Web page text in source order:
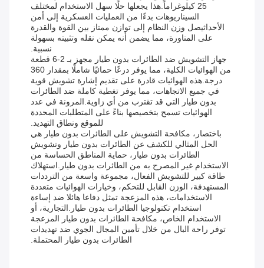
25 كيلوغراماً.هذا يجعلها حلًا سهل الاستخدام لمختلف
السيناريوهات بدءًا من العمليات العسكرية إلى أمن
الأحداثيصل وزن النظام إلى توازن ممتاز بين القوة والقدرة
على المناورة، مما يضمن أنه يمكن نقله وتثبيته بسهولة
نسبية.
جهاز التشويش ضد الطائرات بدون طيار مجهز بـ 2-6 قطعة
من الهوائيات الكلية، مما يوفر درعًا حمائيًا شاملًا بمقدار 360
درجة.هذه الهوائيات قادرة على تقديم إشارة تشويش قوية
في جميع الاتجاهات، مما يوفر تغطية كاملة ضد الطائرات
بدون طيار التي قد تقترب من أي زاوية.المرونة في عدد
الهوائيات تسمح بتخصيصها بناءً على المتطلبات المحددة
للموقع ونطاق التهديد.
باختصار، مكافحة التشويش على الطائرات بدون طيار هي
الحل المثالي للكشف عن الطائرات بدون طيار وتشويش
الطائرات بدون طيار، حماية المناطق الحساسة من
الاستخدام غير المصرح به من الطائرات بدون طيار.استهلاك
طاقة كبير للتشويش الفعال، مجموعة واسعة من الترددات
المستهدفة، الوزن القابل للتحكم، وخيارات الهوائيات متعددة
الاستخدامات، هذه المزعجة تمثل دفاعا هائلا ضد إساءة
استخدام تكنولوجيا الطائرات بدون طيار.التجارية، أو
الاستخدام الخاص، مكافحة الطائرات بدون طيار المزعجة
توفر راحة البال من خلال تأمين المجال الجوي ضد تهديدات
الطائرات بدون طيار المحتملة.